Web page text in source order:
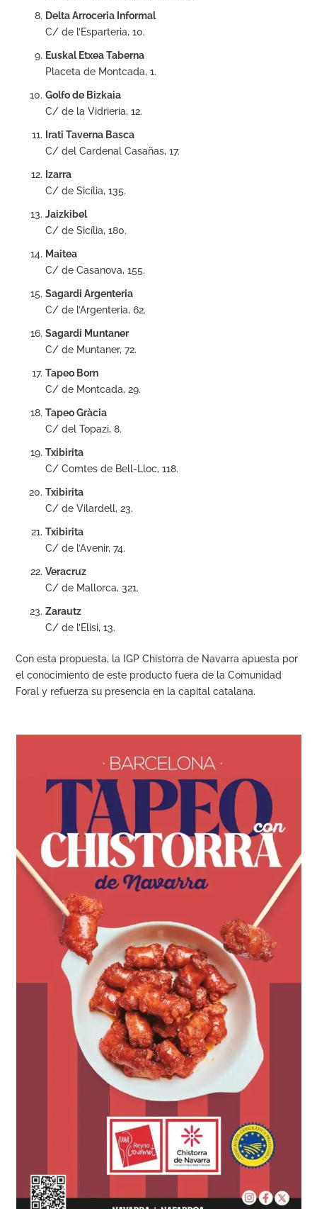
Delta Arroceria Informal
C/ de l’Esparteria, 10.
Euskal Etxea Taberna
Placeta de Montcada, 1.
Golfo de Bizkaia
C/ de la Vidrieria, 12.
Irati Taverna Basca
C/ del Cardenal Casañas, 17.
Izarra
C/ de Sicília, 135.
Jaizkibel
C/ de Sicília, 180.
Maitea
C/ de Casanova, 155.
Sagardi Argenteria
C/ de l’Argenteria, 62.
Sagardi Muntaner
C/ de Muntaner, 72.
Tapeo Born
C/ de Montcada, 29.
Tapeo Gràcia
C/ del Topazi, 8.
Txibirita
C/ Comtes de Bell-Lloc, 118.
Txibirita
C/ de Vilardell, 23.
Txibirita
C/ de l’Avenir, 74.
Veracruz
C/ de Mallorca, 321.
Zarautz
C/ de l’Elisi, 13.
Con esta propuesta, la IGP Chistorra de Navarra apuesta por
el conocimiento de este producto fuera de la Comunidad
Foral y refuerza su presencia en la capital catalana.